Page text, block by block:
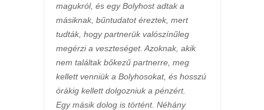
magukról, és egy Bolyhost adtak a
másiknak, bűntudatot éreztek, mert
tudták, hogy partnerük valószínűleg
megérzi a veszteséget. Azoknak, akik
nem találtak bőkezű partnerre, meg
kellett venniük a Bolyhosokat, és hosszú
órákig kellett dolgozniuk a pénzért.
Egy másik dolog is történt. Néhány